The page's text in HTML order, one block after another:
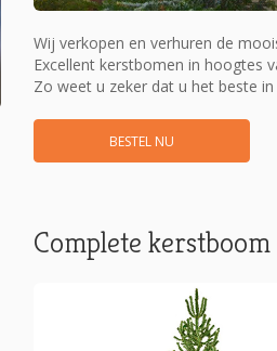
Wij verkopen en verhuren de
Excellent kerstbomen in hoogtes
Zo weet u zeker dat u het beste in
BESTEL NU
Complete kerstboom